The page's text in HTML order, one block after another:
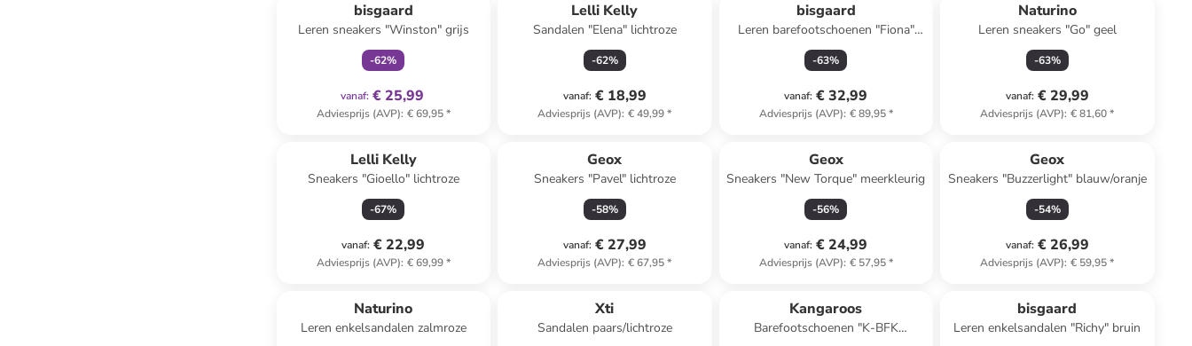
bisgaard
Leren sneakers "Winston" grijs
-62%
vanaf: € 25,99
Adviesprijs (AVP): € 69,95*
Lelli Kelly
Sandalen "Elena" lichtroze
-62%
vanaf: € 18,99
Adviesprijs (AVP): € 49,99*
bisgaard
Leren barefootschoenen "Fiona"
lichtroze
-63%
vanaf: € 32,99
Adviesprijs (AVP): € 89,95*
Naturino
Leren sneakers "Go" geel
-63%
vanaf: € 29,99
Adviesprijs (AVP): € 81,60*
Lelli Kelly
Sneakers "Gioello" lichtroze
-67%
vanaf: € 22,99
Adviesprijs (AVP): € 69,99*
Geox
Sneakers "Pavel" lichtroze
-58%
vanaf: € 27,99
Adviesprijs (AVP): € 67,95*
Geox
Sneakers "New Torque" meerkleurig
-56%
vanaf: € 24,99
Adviesprijs (AVP): € 57,95*
Geox
Sneakers "Buzzerlight" blauw/oranje
-54%
vanaf: € 26,99
Adviesprijs (AVP): € 59,95*
Naturino
Leren enkelsandalen zalmroze
Xti
Sandalen paars/lichtroze
Kangaroos
Barefootschoenen "K-BFK
bisgaard
Leren enkelsandalen "Richy" bruin